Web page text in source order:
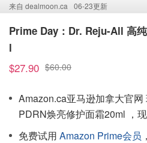
来自 dealmoon.ca 06-23更新
Prime Day：Dr. Reju-All 高
l
$27.90 $60.00
Amazon.ca亚马逊加拿大官
PDRN焕亮修护面霜20ml ，
免费试用 Amazon Prime会员 ，